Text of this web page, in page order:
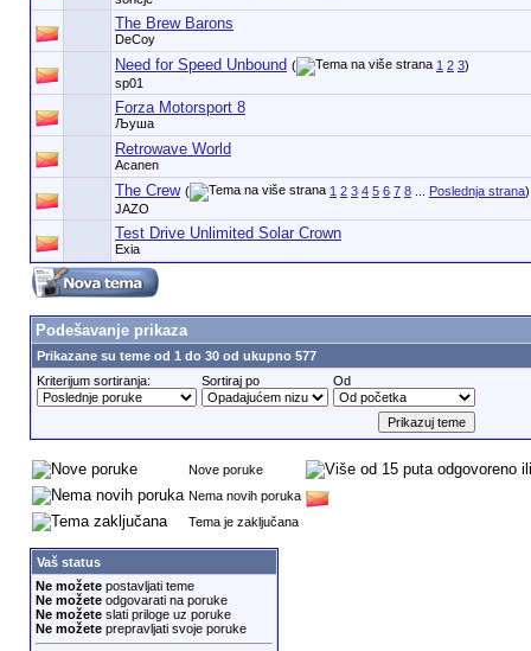
The Brew Barons
DeCoy
Need for Speed Unbound ( 1 2 3)
sp01
Forza Motorsport 8
Љуша
Retrowave World
Acanen
The Crew ( 1 2 3 4 5 6 7 8... Poslednja strana)
JAZO
Test Drive Unlimited Solar Crown
Exia
Podešavanje prikaza
Prikazane su teme od 1 do 30 od ukupno 577
Kriterijum sortiranja:
Sortiraj po Od
Nove poruke
Nema novih poruka
Tema je zaključana
Vaš status
Ne možetepostavljati teme
Ne možeteodgovarati na poruke
Ne možeteslati priloge uz poruke
Ne možeteprepravljati svoje poruke